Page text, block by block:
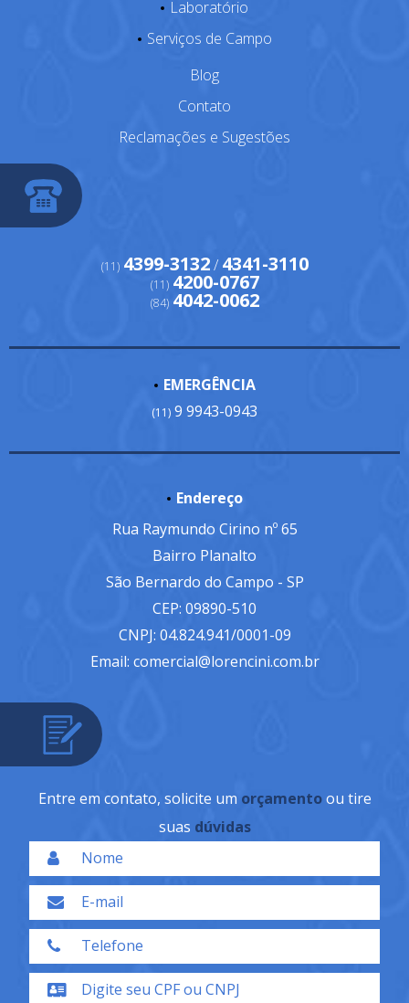
Laboratório
Serviços de Campo
Blog
Contato
Reclamações e Sugestões
(11) 4399-3132/ 4341-3110
(11) 4200-0767
(84) 4042-0062
EMERGÊNCIA
(11) 9 9943-0943
Endereço
Rua Raymundo Cirino nº 65
Bairro Planalto
São Bernardo do Campo - SP
CEP: 09890-510
CNPJ: 04.824.941/0001-09
Email: comercial@lorencini.com.br
Entre em contato, solicite um orçamentoou tire
suas dúvidas